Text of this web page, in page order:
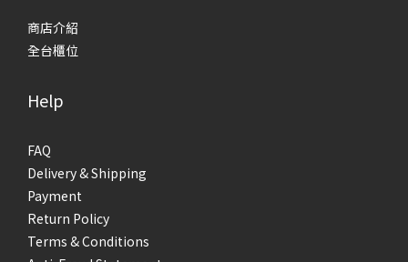
商店介紹
全台櫃位
Help
FAQ
Delivery & Shipping
Payment
Return Policy
Terms & Conditions